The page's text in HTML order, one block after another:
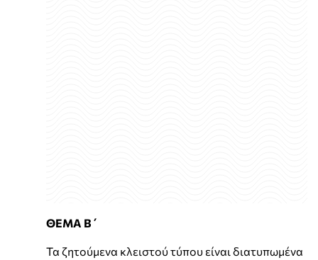
ΘΕΜΑ Β΄
Τα ζητούμενα κλειστού τύπου είναι διατυπωμένα